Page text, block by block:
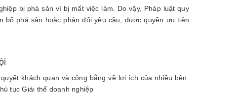
bị phá sản vì bị mất việc làm. Do vậy, Pháp luật quy
bố phá sản hoặc phản đối yêu cầu, được quyền ưu tiên
khách quan và công bằng về lợi ích của nhiều bên.
tục Giải thể doanh nghiệp